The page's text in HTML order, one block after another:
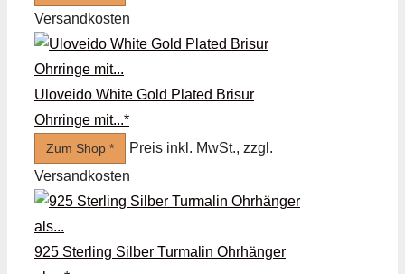
Versandkosten
Uloveido White Gold Plated Brisur
Ohrringe mit...*
Zum Shop *
Preis inkl. MwSt., zzgl.
Versandkosten
925 Sterling Silber Turmalin Ohrhänger